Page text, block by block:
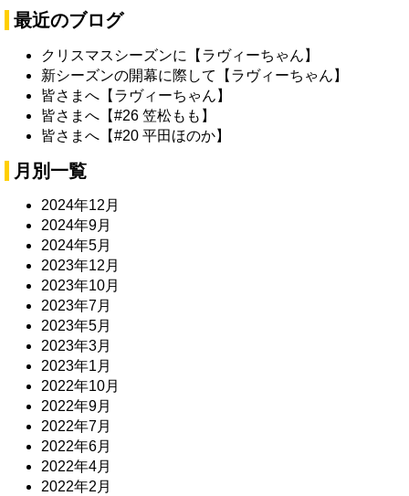
最近のブログ
クリスマスシーズンに【ラヴィーちゃん】
新シーズンの開幕に際して【ラヴィーちゃん】
皆さまへ【ラヴィーちゃん】
皆さまへ【#26 笠松もも】
皆さまへ【#20 平田ほのか】
月別一覧
2024年12月
2024年9月
2024年5月
2023年12月
2023年10月
2023年7月
2023年5月
2023年3月
2023年1月
2022年10月
2022年9月
2022年7月
2022年6月
2022年4月
2022年2月